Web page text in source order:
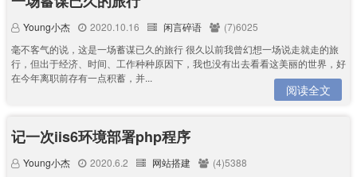
Young小杰 2020.10.16 闲言碎语
(7)6025
毫不客气的说，这是一场蓄谋已久的旅行 很久以前我曾幻想一场说走就走的旅
行，但出于经济、时间、工作种种原因下，我也没有出去看看这美丽的世界，好
在今年离职前存有一点积蓄，并...
阅读全文
记一次iis6环境部署php程序
Young小杰 2020.6.2 网站搭建
(4)5388